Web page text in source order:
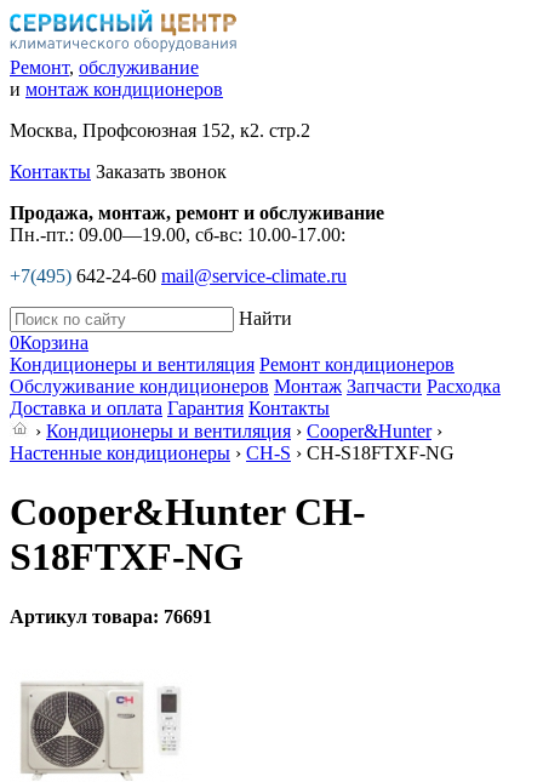
Ремонт, обслуживание
и монтаж кондиционеров
Москва, Профсоюзная 152, к2. стр.2
Контакты Заказать звонок
Продажа, монтаж, ремонт и обслуживание
Пн.-пт.: 09.00—19.00, сб-вс: 10.00-17.00:
+7(495) 642-24-60 mail@service-climate.ru
Найти
0Корзина
Кондиционеры и вентиляция Ремонт кондиционеров
Обслуживание кондиционеров Монтаж Запчасти Расходка
Доставка и оплата Гарантия Контакты
› Кондиционеры и вентиляция › Cooper&Hunter›
Настенные кондиционеры › CH-S › CH-S18FTXF-NG
Cooper&Hunter CH-
S18FTXF-NG
Артикул товара: 76691